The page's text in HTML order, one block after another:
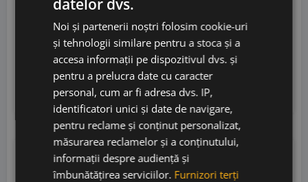
Pieropan di Leonildo Pieropan• Italia• Soave
Classico DOC• 13%
235,00lei
Adaugă în coș
93
datelor dvs.
Noi și partenerii noștri folosim cookie-uri
și tehnologii similare pentru a stoca și a
accesa informații pe dispozitivul dvs. și
pentru a prelucra date cu caracter
personal, cum ar fi adresa dvs. IP,
identificatori unici și date de navigare,
pentru reclame și conținut personalizat,
măsurarea reclamelor și a conținutului,
informații despre audiență și
îmbunătățirea serviciilor. Furnizori terți